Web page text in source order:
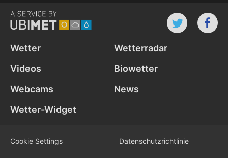
Wetter
Wetterradar
Videos
Biowetter
Webcams
News
Wetter-Widget
Cookie Settings Datenschutz­richtlinie